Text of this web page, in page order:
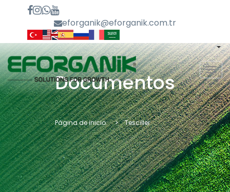
eforganik@eforganik.com.tr
Documentos
Página de inicio. Tesciller